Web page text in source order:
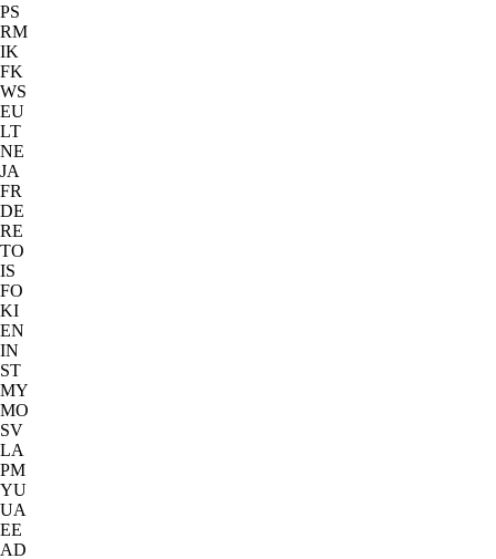
PS
RM
IK
FK
WS
EU
LT
NE
JA
FR
DE
RE
TO
IS
FO
KI
EN
IN
ST
MY
MO
SV
LA
PM
YU
UA
EE
AD